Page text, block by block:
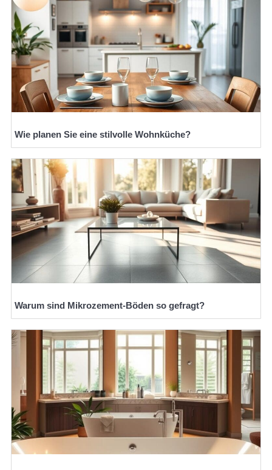
Wie planen Sie eine stilvolle Wohnküche?
Warum sind Mikrozement-Böden so gefragt?